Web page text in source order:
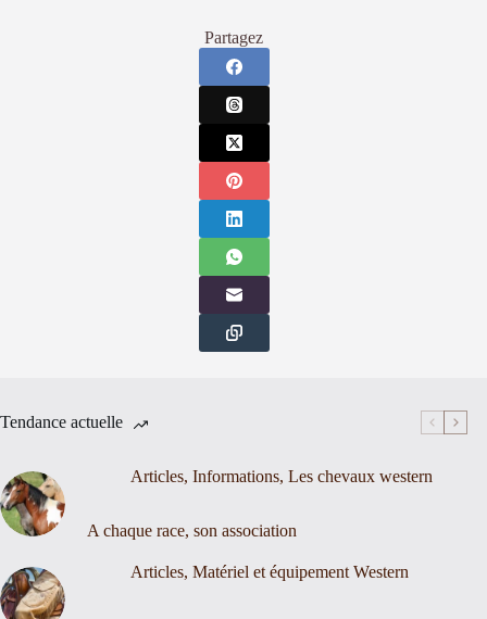
Partagez
Tendance actuelle
Articles, Informations, Les chevaux western
A chaque race, son association
Articles, Matériel et équipement Western